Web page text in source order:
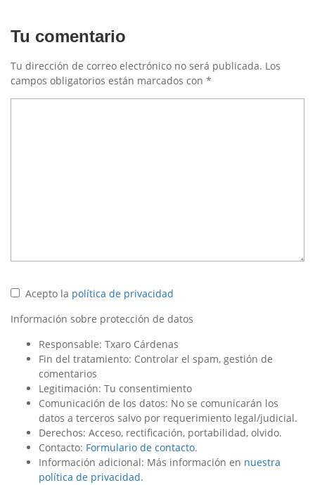
Tu comentario
Tu dirección de correo electrónico no será publicada. Los
campos obligatorios están marcados con *
Acepto la política de privacidad
Información sobre protección de datos
Responsable: Txaro Cárdenas
Fin del tratamiento: Controlar el spam, gestión de
comentarios
Legitimación: Tu consentimiento
Comunicación de los datos: No se comunicarán los
datos a terceros salvo por requerimiento legal/judicial.
Derechos: Acceso, rectificación, portabilidad, olvido.
Contacto: Formulario de contacto.
Información adicional: Más información en nuestra
política de privacidad.